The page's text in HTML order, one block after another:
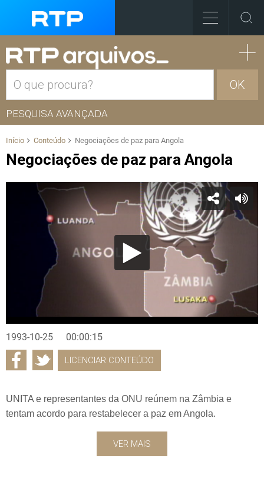
OK
PESQUISA AVANÇADA
Início Conteúdo Negociações de paz para Angola
Negociações de paz para Angola
1993-10-25 00:00:15
LICENCIAR CONTEÚDO
UNITA e representantes da ONU reúnem na Zâmbia e
tentam acordo para restabelecer a paz em Angola.
VER MAIS